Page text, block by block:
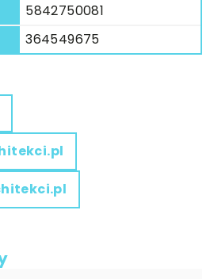
5842750081
364549675